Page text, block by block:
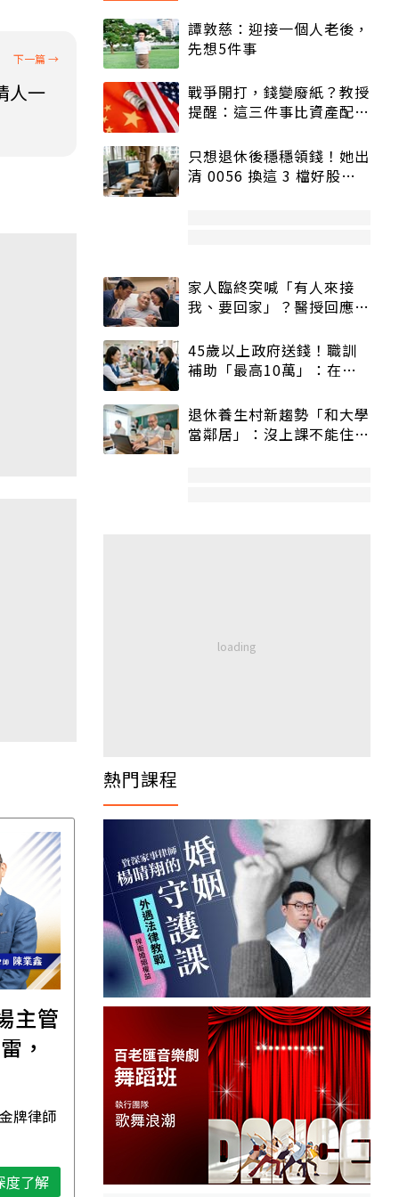
人一
主管
，
牌律師
度了解
【直播講座】免費報名
｜8/11譚敦慈的一個人
生活必修課：一個人
住，五件事要先想清
楚！資深獨立活執行者 無毒生活教
深度了解
譚敦慈：迎接一個人老後，
先想5件事
戰爭開打，錢變廢紙？教授
提醒：這三件事比資產配置
只想退休後穩穩領錢！她出
清 0056 換這 3 檔好股：
家人臨終突喊「有人來接
我、要回家」？醫授回應方
45歲以上政府送錢！職訓
補助「最高10萬」：在
退休養生村新趨勢「和大學
當鄰居」：沒上課不能住、
熱門課程